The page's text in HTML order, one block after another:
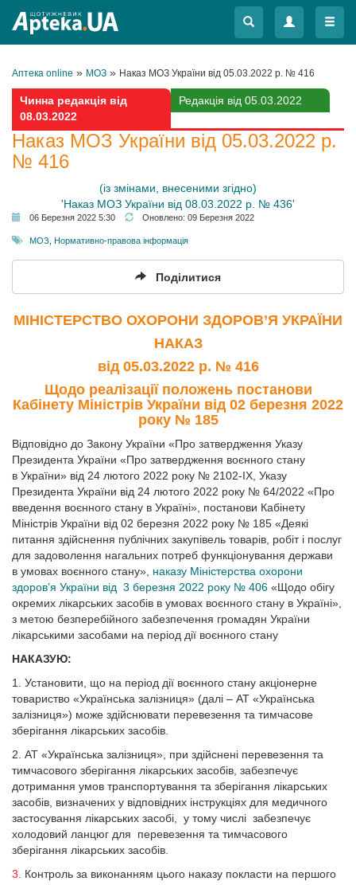
Меню
Меню
Аптека online » МОЗ » Наказ МОЗ України від 05.03.2022 р. № 416
Чинна редакція від
08.03.2022
Редакція від 05.03.2022
Наказ МОЗ України від 05.03.2022 р.
№ 416
(із змінами, внесеними згідно)
'Наказ МОЗ України від 08.03.2022 р. № 436'
06 Березня 2022 5:30 Оновлено: 09 Березня 2022
МОЗ Нормативно-правова інформація
Поділитися
МІНІСТЕРСТВО ОХОРОНИ ЗДОРОВ’Я УКРАЇНИ
НАКАЗ
від 05.03.2022 р. № 416
Щодо реалізації положень постанови
Кабінету Міністрів України від 02 березня 2022
року № 185
Відповідно до Закону України «Про затвердження Указу
Президента України «Про затвердження воєнного стану
в України» від 24 лютого 2022 року № 2102-ІХ, Указу
Президента України від 24 лютого 2022 року № 64/2022 «Про
введення воєнного стану в Україні», постанови Кабінету
Міністрів України від 02 березня 2022 року № 185 «Деякі
питання здійснення публічних закупівель товарів, робіт і послуг
для задоволення нагальних потреб функціонування держави
в умовах воєнного стану», наказу Міністерства охорони
здоров’я України від 3 березня 2022 року № 406 «Щодо обігу
окремих лікарських засобів в умовах воєнного стану в Україні»,
з метою безперебійного забезпечення громадян України
лікарськими засобами на період дії воєнного стану
НАКАЗУЮ:
1. Установити, що на період дії воєнного стану акціонерне
товариство «Українська залізниця» (далі – АТ «Українська
залізниця») може здійснювати перевезення та тимчасове
зберігання лікарських засобів.
2. АТ «Українська залізниця», при здійснені перевезення та
тимчасового зберігання лікарських засобів, забезпечує
дотримання умов транспортування та зберігання лікарських
засобів, визначених у відповідних інструкціях для медичного
застосування лікарських засобі, у тому числі забезпечує
холодовий ланцюг для перевезення та тимчасового
зберігання лікарських засобів.
3.
Контроль за виконанням цього наказу покласти на першого